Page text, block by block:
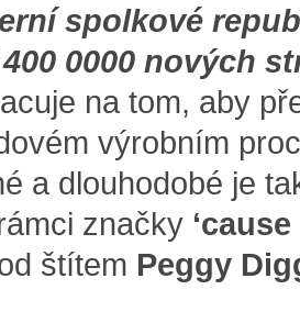
spolkové
0000 nových
na tom, aby
výrobním
a dlouhodobé je
značky ‘cause
štítem Peggy